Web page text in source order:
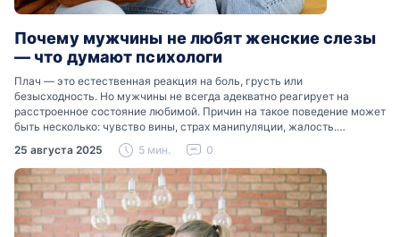
Почему мужчины не любят женские слезы
— что думают психологи
Плач — это естественная реакция на боль, грусть или
безысходность. Но мужчины не всегда адекватно реагирует на
расстроенное состояние любимой. Причин на такое поведение может
быть несколько: чувство вины, страх манипуляции, жалость.
Разобраться, почему мужчины боятся женских слез, помогут советы
психологов…
25 августа 2025 5 мин. 0